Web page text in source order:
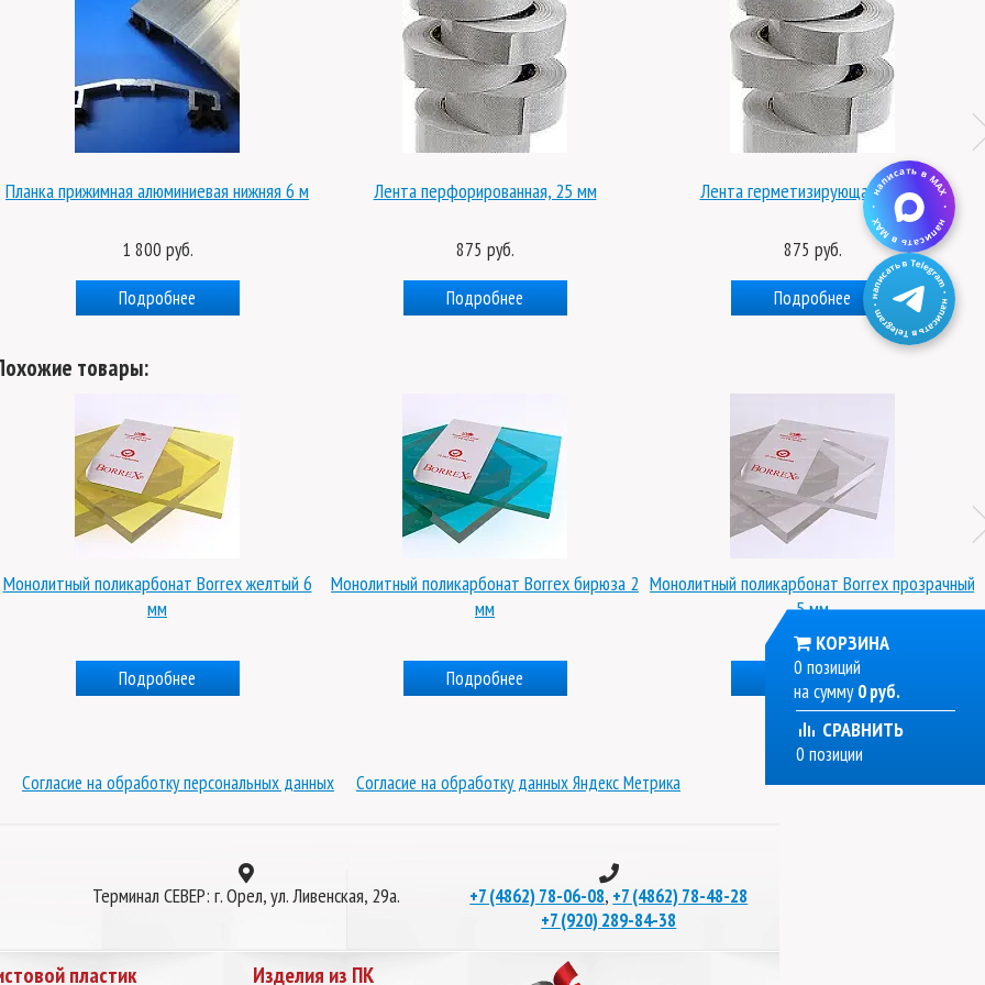
Планка прижимная алюминиевая нижняя 6 м
1 800 руб.
Подробнее
Лента перфорированная, 25 мм
875 руб.
Подробнее
Лента герметизирующая, 50 мм
875 руб.
Подробнее
товары:
Монолитный поликарбонат Borrex желтый 6
мм
Подробнее
Монолитный поликарбонат Borrex бирюза 2
мм
Подробнее
Монолитный поликарбонат Borrex прозрачный
5 мм
Подробнее
Согласие на обработку персональных данных Согласие на обработку данных Яндекс Метрика
Терминал СЕВЕР: г. Орел, ул. Ливенская, 29а. +7 (4862) 78-06-08, +7 (4862) 78-48-28
+7 (920) 289-84-38
пластик Изделия из ПК
КОРЗИНА
0 позиций
на сумму0 руб.
СРАВНИТЬ
0 позиции